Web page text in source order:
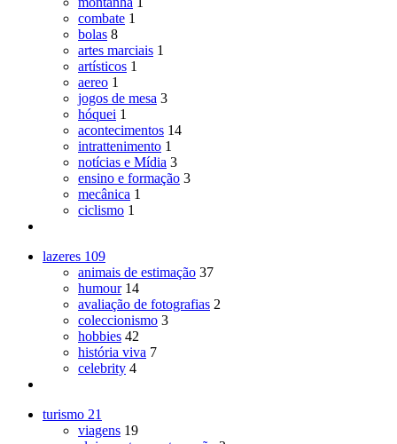
combate 1
bolas 8
artes marciais 1
artísticos 1
aereo 1
jogos de mesa 3
hóquei 1
acontecimentos 14
intrattenimento 1
notícias e Mídia 3
ensino e formação 3
mecânica 1
ciclismo 1
lazeres 109
animais de estimação 37
humour 14
avaliação de fotografias 2
coleccionismo 3
hobbies 42
história viva 7
celebrity 4
turismo 21
viagens 19